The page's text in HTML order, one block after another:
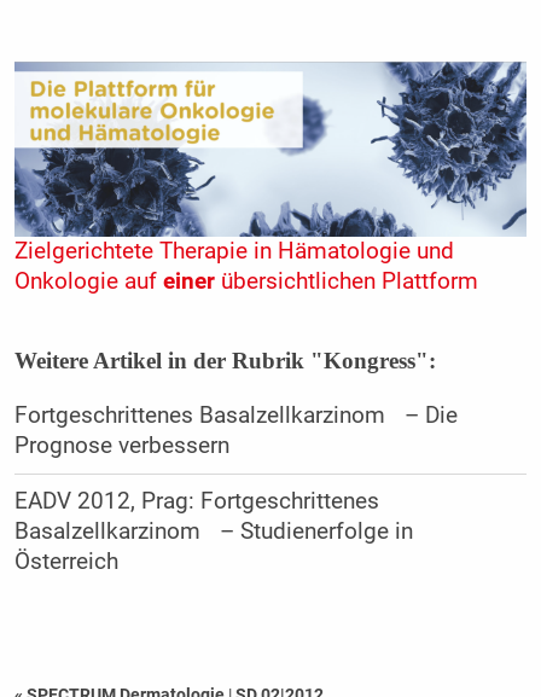
Zielgerichtete Therapie in Hämatologie und
Onkologie auf einerübersichtlichen Plattform
Weitere Artikel in der Rubrik "Kongress":
Fortgeschrittenes Basalzellkarzinom – Die
Prognose verbessern
EADV 2012, Prag: Fortgeschrittenes
Basalzellkarzinom – Studienerfolge in
Österreich